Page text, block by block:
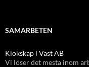
SAMARBETEN
Klokskap i Väst AB
Vi löser det mesta inom